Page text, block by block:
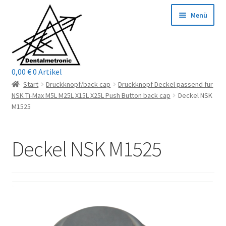
Navigation
springen
springen
Menü
Home
Shop
Kontakt
0,00 €0 Artikel
Start Druckknopf/back cap
Druckknopf Deckel passend für
NSK Ti-Max M5L M25L X15L X25L Push Button back cap
Deckel NSK
M1525
Deckel NSK M1525